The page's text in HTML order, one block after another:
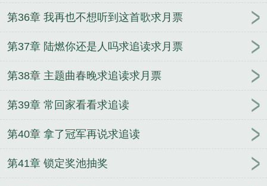
第36章 我再也不想听到这首歌求月票
第37章 陆燃你还是人吗求追读求月票
第38章 主题曲春晚求追读求月票
第39章 常回家看看求追读
第40章 拿了冠军再说求追读
第41章 锁定奖池抽奖